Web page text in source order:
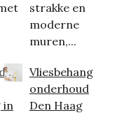
in
strakke en
moderne
muren,...
Vliesbehang
onderhoud
Den Haag